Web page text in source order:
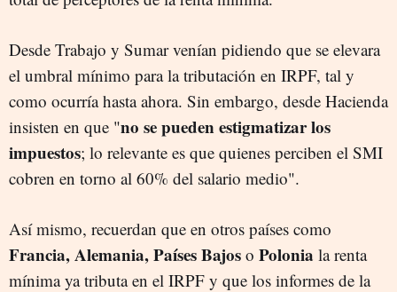
Desde Trabajo y Sumar venían pidiendo que se elevara
el umbral mínimo para la tributación en IRPF, tal y
como ocurría hasta ahora. Sin embargo, desde Hacienda
insisten en que "no se pueden estigmatizar los
impuestos; lo relevante es que quienes perciben el SMI
cobren en torno al 60% del salario medio".
Así mismo, recuerdan que en otros países como
Francia, Alemania, Países Bajos o Polonia la renta
mínima ya tributa en el IRPF y que los informes de la